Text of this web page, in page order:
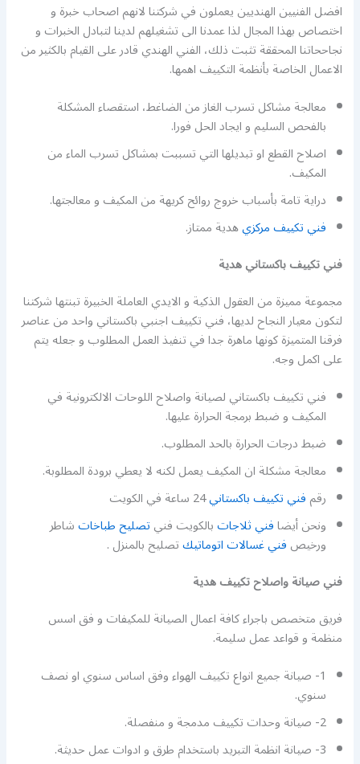
افضل الفنيين الهنديين يعملون في شركتنا لانهم اصحاب خبرة و
اختصاص بهذا المجال لذا عمدنا الى تشغيلهم لدينا لتبادل الخبرات و
نجاححاتنا المحققة تثبت ذلك، الفني الهندي قادر على القيام بالكثير من
الاعمال الخاصة بأنظمة التكييف اهمها.
معالجة مشاكل تسرب الغاز من الضاغط، استقصاء المشكلة
بالفحص السليم و ايجاد الحل فورا.
اصلاح القطع او تبديلها التي تسببت بمشاكل تسرب الماء من
المكيف.
دراية تامة بأسباب خروج روائح كريهة من المكيف و معالجتها.
فني تكييف مركزيهدية ممتاز.
فني تكييف باكستاني هدية
مجموعة مميزة من العقول الذكية و الايدي العاملة الخبيرة تبنتها شركتنا
لتكون معيار النجاح لديها، فني تكييف اجنبي باكستاني واحد من عناصر
فرقنا المتميزة كونها ماهرة جدا في تنفيذ العمل المطلوب و جعله يتم
على اكمل وجه.
فني تكييف باكستاني لصيانة واصلاح اللوحات الالكترونية في
المكيف و ضبط برمجة الحرارة عليها.
ضبط درجات الحرارة بالحد المطلوب.
معالجة مشكلة ان المكيف يعمل لكنه لا يعطي برودة المطلوبة.
رقمفني تكييف باكستاني24 ساعة في الكويت
ونحن أيضافني ثلاجاتبالكويت فنيتصليح طباخاتشاطر
ورخيصفني غسالات اتوماتيكتصليح بالمنزل .
فني صيانة واصلاح تكييف هدية
فريق متخصص باجراء كافة اعمال الصيانة للمكيفات و فق اسس
منظمة و قواعد عمل سليمة.
1- صيانة جميع انواع تكييف الهواء وفق اساس سنوي او نصف
سنوي.
2- صيانة وحدات تكييف مدمجة و منفصلة.
3- صيانة انظمة التبريد باستخدام طرق و ادوات عمل حديثة.